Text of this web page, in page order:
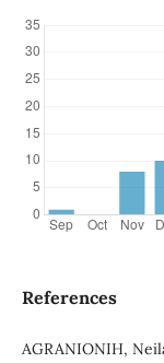
References
AGRANIONIH,